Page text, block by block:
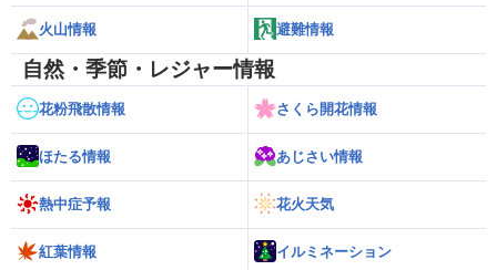
火山情報 避難情報
自然・季節・レジャー情報
花粉飛散情報 さくら開花情報
ほたる情報 あじさい情報
熱中症予報 花火天気
紅葉情報 イルミネーション